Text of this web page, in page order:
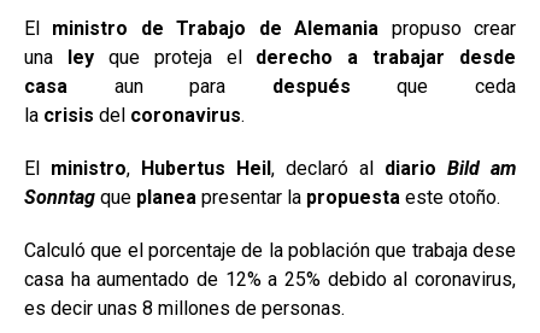
El ministro de Trabajo de Alemania propuso crear
una leyque proteja el derecho a trabajar desde
casa aun para después que ceda
la crisis del coronavirus.
El ministro, Hubertus Heil, declaró al diario Bild am
Sonntag que planea presentar la propuesta este otoño.
Calculó que el porcentaje de la población que trabaja dese
casa ha aumentado de 12% a 25% debido al coronavirus,
es decir unas 8 millones de personas.